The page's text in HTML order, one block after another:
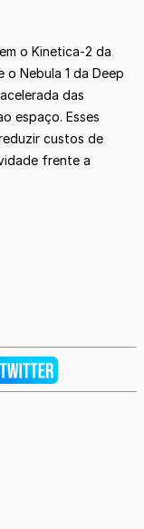
o Kinetica-2 da
o Nebula 1 da Deep
das
espaço. Esses
custos de
frente a